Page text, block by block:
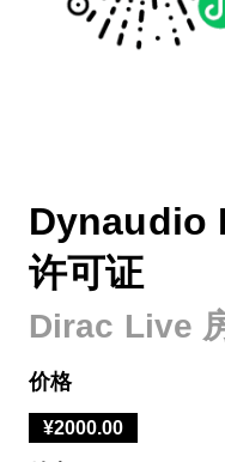
Dynaudio
许可证
Dirac Live
价格
¥2000.00